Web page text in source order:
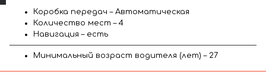
Коробка передач – Автоматическая
Количество мест – 4
Навигация – есть
Минимальный возраст водителя (лет) – 27